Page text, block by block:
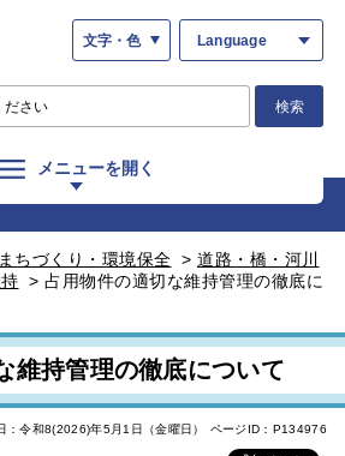
文字・色 Language
検索
メニューを開く
まちづくり・環境保全 > 道路・橋・河川
> 占用物件の適切な維持管理の徹底に
維持管理の徹底について
：令和8(2026)年5月1日（金曜日） ページID：P134976